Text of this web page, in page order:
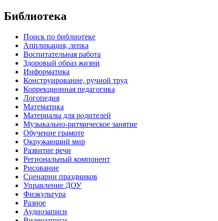
Библиотека
Поиск по библиотеке
Аппликация, лепка
Воспитательная работа
Здоровый образ жизни
Информатика
Конструирование, ручной труд
Коррекционная педагогика
Логопедия
Математика
Материалы для родителей
Музыкально-ритмическое занятие
Обучение грамоте
Окружающий мир
Развитие речи
Региональный компонент
Рисование
Сценарии праздников
Управление ДОУ
Физкультура
Разное
Аудиозаписи